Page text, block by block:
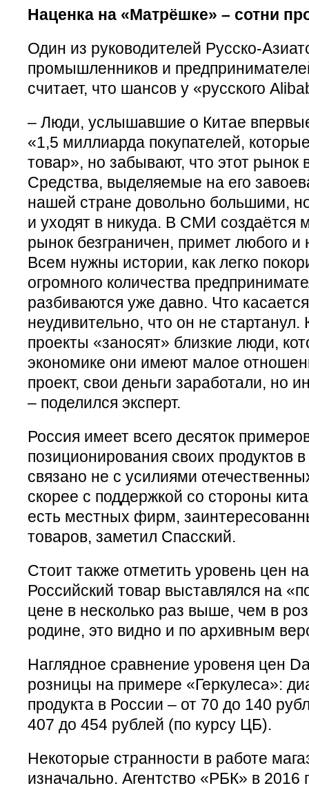
Наценка на «Матрёшке» – сотни
Один из руководителей Русско-
промышленников и
считает, что шансов у «русского
– Люди, услышавшие о Китае
«1,5 миллиарда покупателей,
товар», но забывают, что этот рынок
Средства, выделяемые на его
нашей стране довольно большими,
и уходят в никуда. В СМИ создаётся
рынок безграничен, примет любого и
Всем нужны истории, как легко
огромного количества
разбиваются уже давно. Что
неудивительно, что он не стартанул.
проекты «заносят» близкие люди,
экономике они имеют малое
проект, свои деньги заработали, но
– поделился эксперт.
Россия имеет всего десяток
позиционирования своих продуктов
связано не с усилиями
скорее с поддержкой со стороны
есть местных фирм,
товаров, заметил Спасский.
Стоит также отметить уровень цен
Российский товар выставлялся на
цене в несколько раз выше, чем в
родине, это видно и по архивным
Наглядное сравнение уровеня цен
розницы на примере «Геркулеса»:
продукта в России – от 70 до 140
407 до 454 рублей (по курсу ЦБ).
Некоторые странности в работе
изначально. Агентство «РБК» в 2016